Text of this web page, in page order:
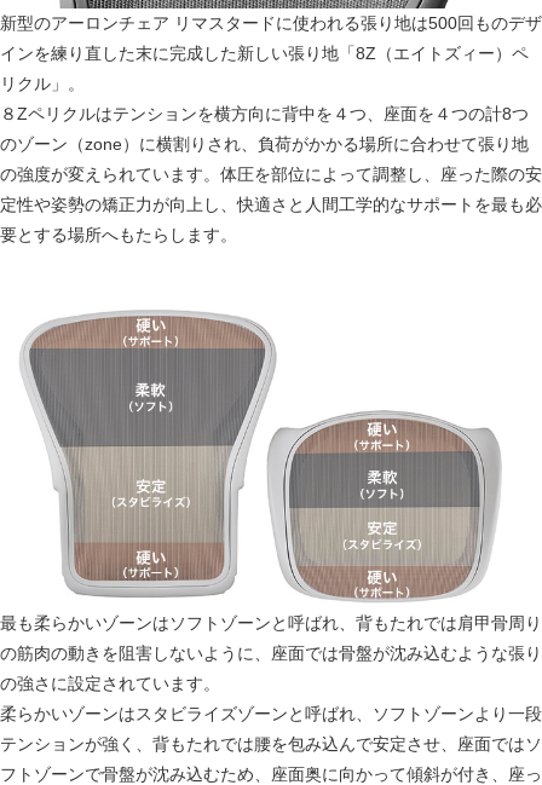
新型のアーロンチェア リマスタードに使われる張り地は500回ものデザ
インを練り直した末に完成した新しい張り地「8Z（エイトズィー）ペ
リクル」。
８Zペリクルはテンションを横方向に背中を４つ、座面を４つの計8つ
のゾーン（zone）に横割りされ、負荷がかかる場所に合わせて張り地
の強度が変えられています。体圧を部位によって調整し、座った際の安
定性や姿勢の矯正力が向上し、快適さと人間工学的なサポートを最も必
要とする場所へもたらします。
最も柔らかいゾーンはソフトゾーンと呼ばれ、背もたれでは肩甲骨周り
の筋肉の動きを阻害しないように、座面では骨盤が沈み込むような張り
の強さに設定されています。
柔らかいゾーンはスタビライズゾーンと呼ばれ、ソフトゾーンより一段
テンションが強く、背もたれでは腰を包み込んで安定させ、座面ではソ
フトゾーンで骨盤が沈み込むため、座面奥に向かって傾斜が付き、座っ